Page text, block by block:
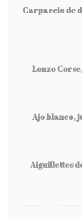
Carpaccio de
Lonzo
Ajo blanco,
Aiguillettes